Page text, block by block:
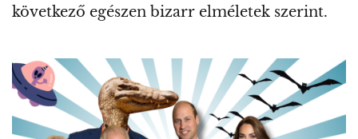
következő egészen bizarr elméletek szerint.